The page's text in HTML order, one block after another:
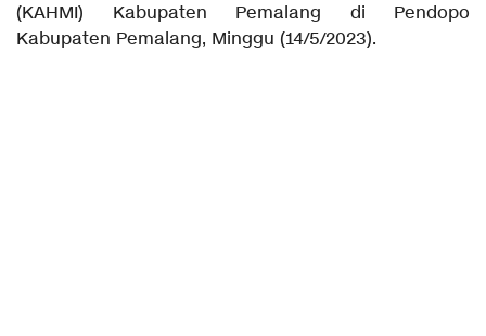
(KAHMI) Kabupaten Pemalang di Pendopo
Kabupaten Pemalang, Minggu (14/5/2023).